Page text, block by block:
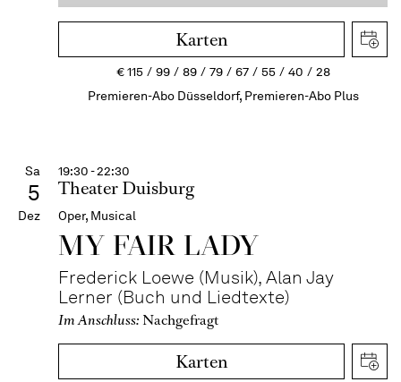
Karten
€115 99 89 79 67 55 40
28
Premieren-Abo Düsseldorf, Premieren-Abo Plus
Sa
5
Dez
19:30 - 22:30
Theater Duisburg
Oper, Musical
MY FAIR LADY
Frederick Loewe (Musik), Alan Jay
Lerner (Buch und Liedtexte)
Im Anschluss:Nachgefragt
Karten